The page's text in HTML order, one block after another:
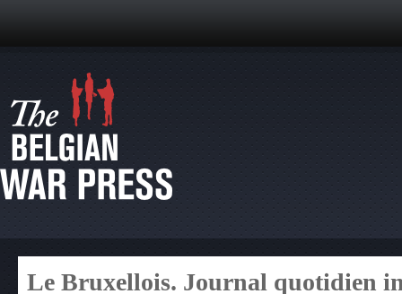
Le Bruxellois. Journal quotidien